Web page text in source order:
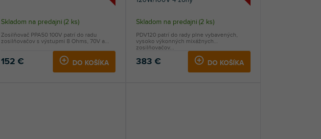
Skladom na predajni (2 ks)
152 € DO KOŠÍKA
Zosilňovač PPA50 100V patrí do radu
zosilňovačov s výstupmi 8 Ohms, 70V a...
Skladom na predajni (2 ks)
383 € DO KOŠÍKA
PDV120 patrí do rady plne vybavených,
vysoko výkonných mixážnych
zosilňovačov...